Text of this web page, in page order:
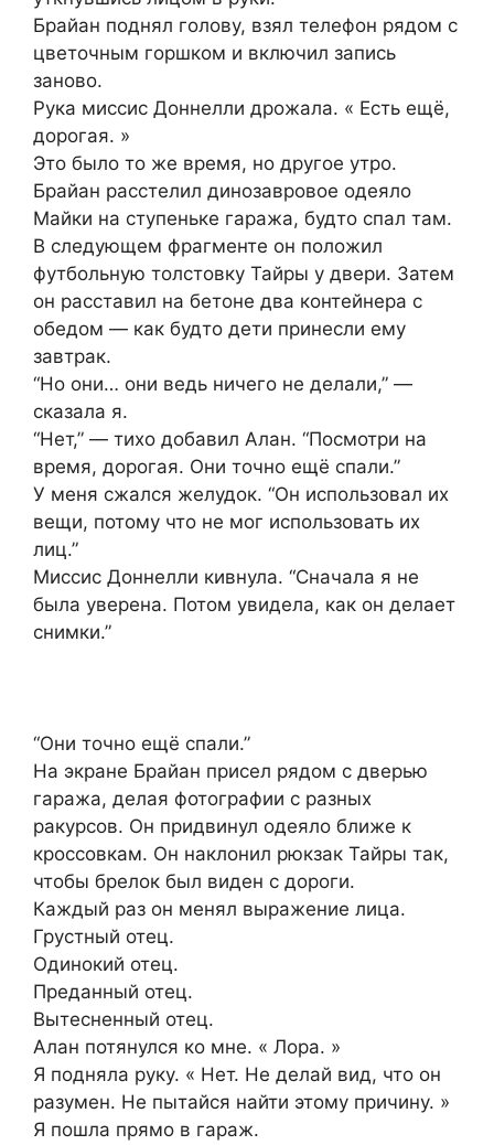
Брайан поднял голову, взял телефон рядом с
цветочным горшком и включил запись
заново.
Рука миссис Доннелли дрожала. « Есть ещё,
дорогая. »
Это было то же время, но другое утро.
Брайан расстелил динозавровое одеяло
Майки на ступеньке гаража, будто спал там.
В следующем фрагменте он положил
футбольную толстовку Тайры у двери. Затем
он расставил на бетоне два контейнера с
обедом — как будто дети принесли ему
завтрак.
“Но они… они ведь ничего не делали,” —
сказала я.
“Нет,” — тихо добавил Алан. “Посмотри на
время, дорогая. Они точно ещё спали.”
У меня сжался желудок. “Он использовал их
вещи, потому что не мог использовать их
лиц.”
Миссис Доннелли кивнула. “Сначала я не
была уверена. Потом увидела, как он делает
снимки.”
“Они точно ещё спали.”
На экране Брайан присел рядом с дверью
гаража, делая фотографии с разных
ракурсов. Он придвинул одеяло ближе к
кроссовкам. Он наклонил рюкзак Тайры так,
чтобы брелок был виден с дороги.
Каждый раз он менял выражение лица.
Грустный отец.
Одинокий отец.
Преданный отец.
Вытесненный отец.
Алан потянулся ко мне. « Лора. »
Я подняла руку. « Нет. Не делай вид, что он
разумен. Не пытайся найти этому причину. »
Я пошла прямо в гараж.